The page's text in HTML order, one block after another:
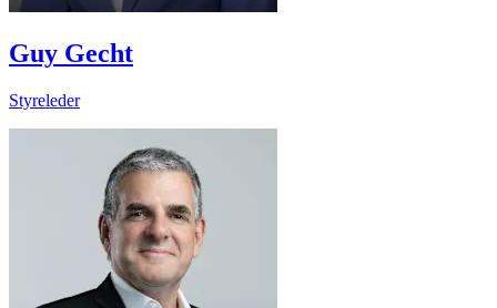
Guy Gecht
Styreleder